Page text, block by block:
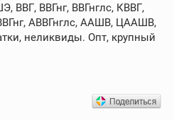
ВВГ, ВВГнг, ВВГнглс, КВВГ,
АВВГнглс, ААШВ, ЦААШВ,
неликвиды. Опт, крупный